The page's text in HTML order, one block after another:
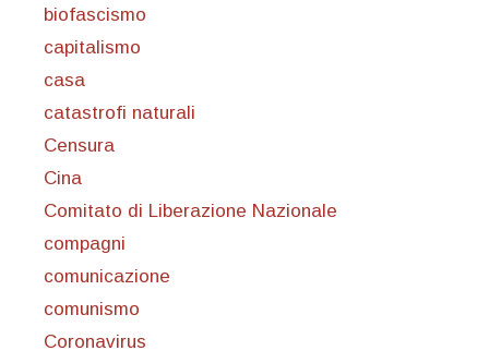
biofascismo
capitalismo
casa
catastrofi naturali
Censura
Cina
Comitato di Liberazione Nazionale
compagni
comunicazione
comunismo
Coronavirus